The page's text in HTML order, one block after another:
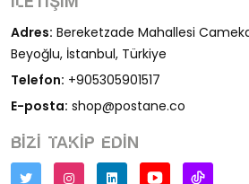
Adres: Bereketzade Mahallesi
Beyoğlu, İstanbul, Türkiye
Telefon: +905305901517
E-posta: shop@postane.co
Bizi takip edin